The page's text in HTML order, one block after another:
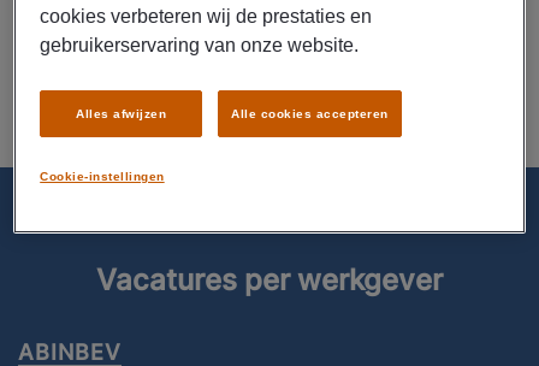
ZIE MEER
Vacatures per werkgever
ABINBEV
cookies verbeteren wij de prestaties en
gebruikerservaring van onze website.
Cookie-instellingen
Alles afwijzen Alle cookies accepteren